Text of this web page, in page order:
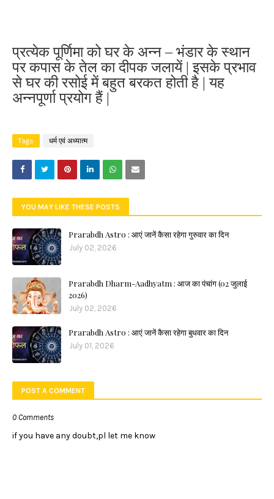
प्रत्येक पूर्णिमा को घर के अन्न – भंडार के स्थान
पर कपास के तेल का दीपक जलायें | इसके प्रभाव
से घर की रसोई में बहुत बरकत होती है | यह
अन्नपूर्णा प्रयोग हैं |
Tags धर्म एवं अध्यात्म
YOU MAY LIKE THESE POSTS
Prarabdh Astro : आएं जानें कैसा रहेगा गुरुवार का दिन
July 02, 2026
Prarabdh Dharm-Aadhyatm : आज का पंचांग (02 जुलाई
2026)
July 02, 2026
Prarabdh Astro : आएं जानें कैसा रहेगा बुधवार का दिन
July 01, 2026
POST A COMMENT
0 Comments
if you have any doubt,pl let me know